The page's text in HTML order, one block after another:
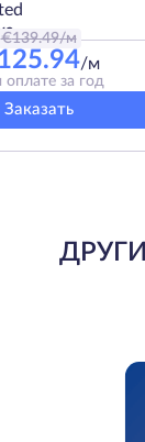
€139.49/м
/м
оплате за год
Заказать